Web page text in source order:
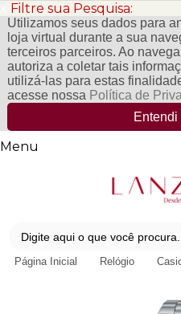
Filtre sua Pesquisa:
Utilizamos seus dados para
loja virtual durante a sua
terceiros parceiros. Ao
autoriza a coletar tais
utilizá-las para estas
acesse nossa Política de
Entendi
Menu
Página Inicial Relógio